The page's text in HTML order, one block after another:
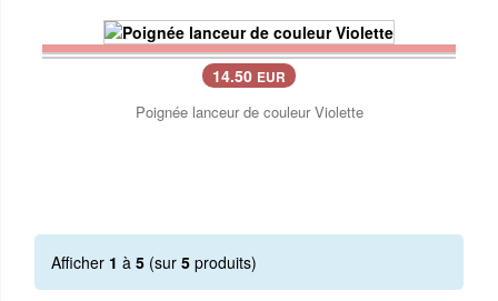
14.50 EUR
Poignée lanceur de couleur Violette
Afficher 1 à 5 (sur 5 produits)